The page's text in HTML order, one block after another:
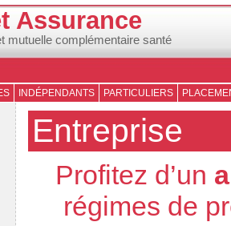
Assurance
mutuelle complémentaire santé
INDÉPENDANTS PARTICULIERS
Entreprise
Profitez d’un
régimes de